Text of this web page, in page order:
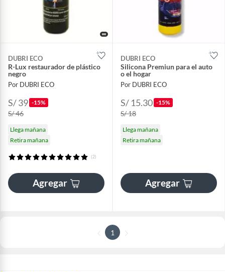
DUBRI ECO
R-Lux restaurador de plástico
negro
Por DUBRI ECO
S/ 39 -15%
S/ 46
Llega mañana
Retira mañana
(2)
Agregar
DUBRI ECO
Silicona Premiun para el auto
o el hogar
Por DUBRI ECO
S/ 15.30 -15%
S/ 18
Llega mañana
Retira mañana
Agregar
1